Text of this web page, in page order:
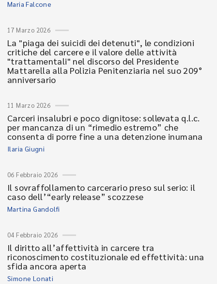
Maria Falcone
17 Marzo 2026
La "piaga dei suicidi dei detenuti", le condizioni
critiche del carcere e il valore delle attività
"trattamentali" nel discorso del Presidente
Mattarella alla Polizia Penitenziaria nel suo 209°
anniversario
11 Marzo 2026
Carceri insalubri e poco dignitose: sollevata q.l.c.
per mancanza di un “rimedio estremo” che
consenta di porre fine a una detenzione inumana
Ilaria Giugni
06 Febbraio 2026
Il sovraffollamento carcerario preso sul serio: il
caso dell’“early release” scozzese
Martina Gandolfi
04 Febbraio 2026
Il diritto all’affettività in carcere tra
riconoscimento costituzionale ed effettività: una
sfida ancora aperta
Simone Lonati